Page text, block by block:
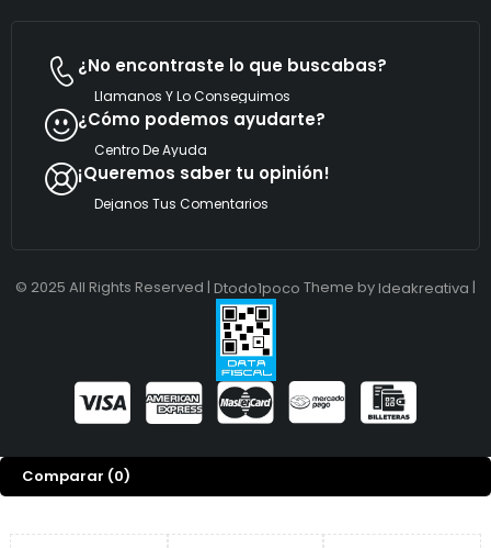
¿No encontraste lo que buscabas?
Llamanos Y Lo Conseguimos
¿Cómo podemos ayudarte?
Centro De Ayuda
¡Queremos saber tu opinión!
Dejanos Tus Comentarios
© 2025 All Rights Reserved | Dtodo1poco Theme by Ideakreativa |
Comparar (0)